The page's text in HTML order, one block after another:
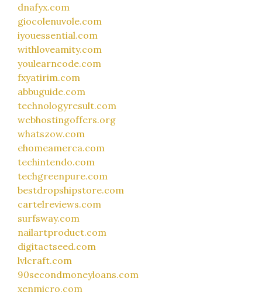
dnafyx.com
giocolenuvole.com
iyouessential.com
withloveamity.com
youlearncode.com
fxyatirim.com
abbuguide.com
technologyresult.com
webhostingoffers.org
whatszow.com
ehomeamerca.com
techintendo.com
techgreenpure.com
bestdropshipstore.com
cartelreviews.com
surfsway.com
nailartproduct.com
digitactseed.com
lvlcraft.com
90secondmoneyloans.com
xenmicro.com